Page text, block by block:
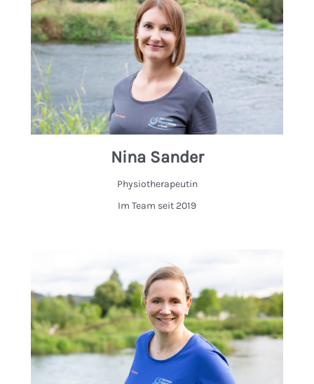
Nina Sander
Physiotherapeutin
Im Team seit 2019